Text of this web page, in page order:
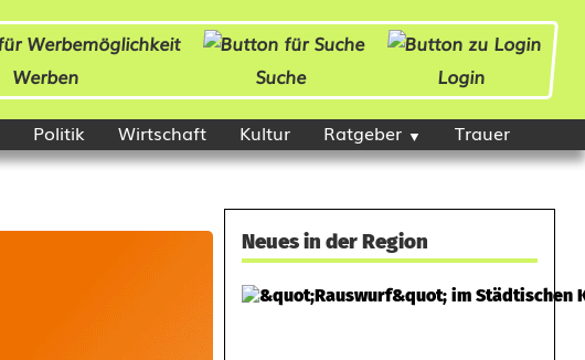
Werben Suche Login
Politik Wirtschaft Kultur Ratgeber Trauer
Neues in der Region